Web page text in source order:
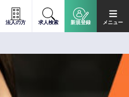
法人の方 求人検索 新規登録 メニュー